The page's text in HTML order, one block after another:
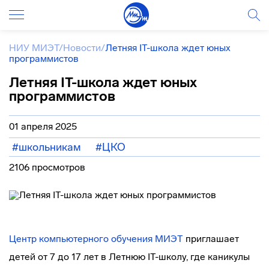
НИУ МИЭТ/Новости/Летняя IT-школа ждет юных
программистов
Летняя IT-школа ждет юных
программистов
01 апреля 2025
#школьникам #ЦКО
2106 просмотров
Центр компьютерного обучения МИЭТ приглашает
детей от 7 до 17 лет в Летнюю IT-школу, где каникулы